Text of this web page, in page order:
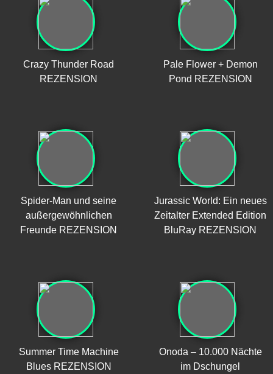
Crazy Thunder Road
REZENSION
Pale Flower + Demon
Pond REZENSION
Spider-Man und seine
außergewöhnlichen
Freunde REZENSION
Jurassic World: Ein neues
Zeitalter Extended Edition
BluRay REZENSION
Summer Time Machine
Blues REZENSION
Onoda – 10.000 Nächte
im Dschungel